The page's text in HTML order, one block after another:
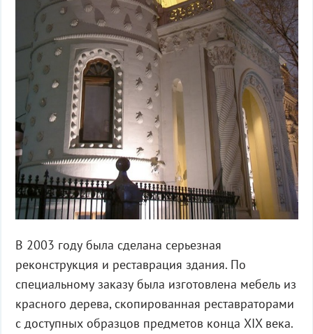
В 2003 году была сделана серьезная
реконструкция и реставрация здания. По
специальному заказу была изготовлена мебель из
красного дерева, скопированная реставраторами
с доступных образцов предметов конца XIX века.